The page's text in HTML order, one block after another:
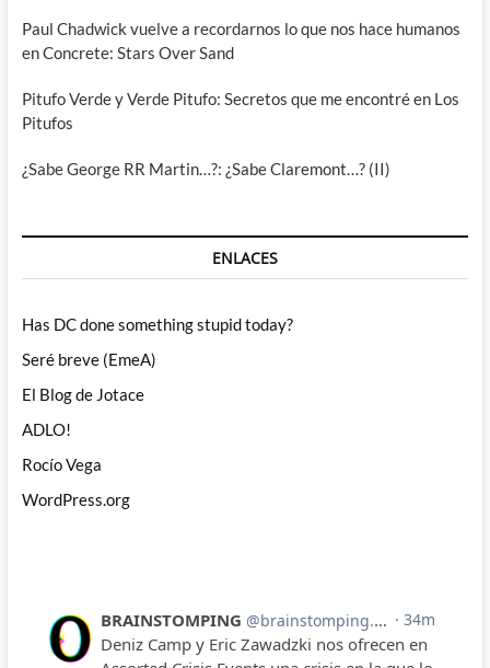
Paul Chadwick vuelve a recordarnos lo que nos hace humanos
en Concrete: Stars Over Sand
Pitufo Verde y Verde Pitufo: Secretos que me encontré en Los
Pitufos
¿Sabe George RR Martin…?: ¿Sabe Claremont…? (II)
ENLACES
Has DC done something stupid today?
Seré breve (EmeA)
El Blog de Jotace
ADLO!
Rocío Vega
WordPress.org